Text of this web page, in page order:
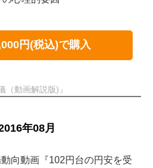
円(税込)で購入
動画解説版)』
年08月
向動画『102円台の円安を受